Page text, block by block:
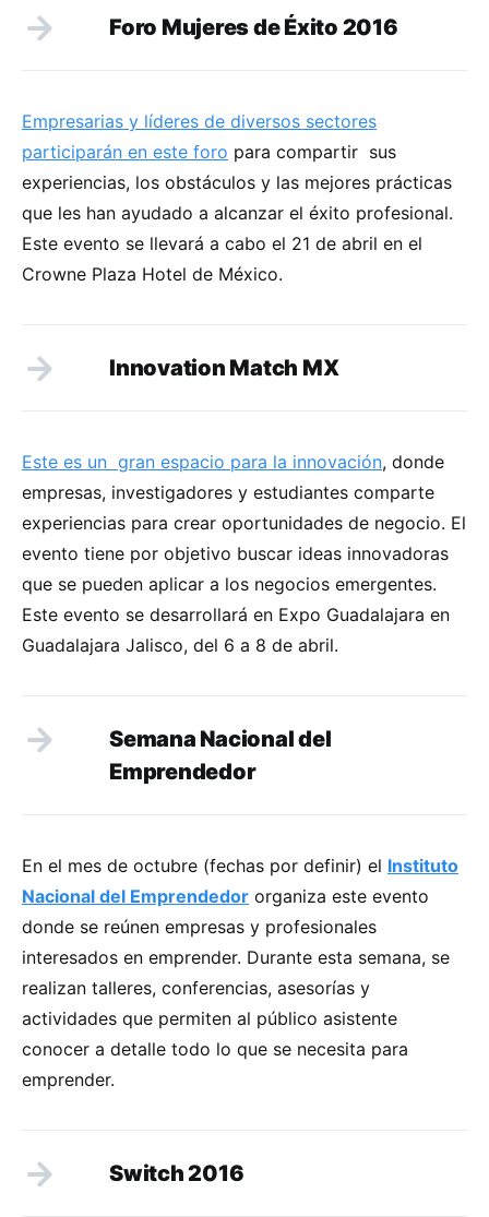
Foro Mujeres de Éxito 2016
Empresarias y líderes de diversos sectores
participarán en este foro para compartir sus
experiencias, los obstáculos y las mejores prácticas
que les han ayudado a alcanzar el éxito profesional.
Este evento se llevará a cabo el 21 de abril en el
Crowne Plaza Hotel de México.
Innovation Match MX
Este es un gran espacio para la innovación, donde
empresas, investigadores y estudiantes comparte
experiencias para crear oportunidades de negocio. El
evento tiene por objetivo buscar ideas innovadoras
que se pueden aplicar a los negocios emergentes.
Este evento se desarrollará en Expo Guadalajara en
Guadalajara Jalisco, del 6 a 8 de abril.
Semana Nacional del
Emprendedor
En el mes de octubre (fechas por definir) el Instituto
Nacional del Emprendedor organiza este evento
donde se reúnen empresas y profesionales
interesados en emprender. Durante esta semana, se
realizan talleres, conferencias, asesorías y
actividades que permiten al público asistente
conocer a detalle todo lo que se necesita para
emprender.
Switch 2016